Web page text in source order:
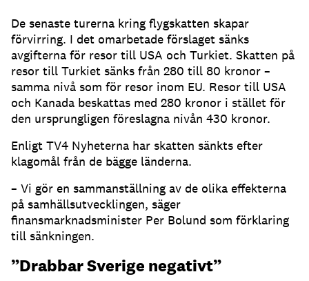
De senaste turerna kring flygskatten skapar
förvirring. I det omarbetade förslaget sänks
avgifterna för resor till USA och Turkiet. Skatten på
resor till Turkiet sänks från 280 till 80 kronor –
samma nivå som för resor inom EU. Resor till USA
och Kanada beskattas med 280 kronor i stället för
den ursprungligen föreslagna nivån 430 kronor.
Enligt TV4 Nyheterna har skatten sänkts efter
klagomål från de bägge länderna.
– Vi gör en sammanställning av de olika effekterna
på samhällsutvecklingen, säger
finansmarknadsminister Per Bolund som förklaring
till sänkningen.
”Drabbar Sverige negativt”